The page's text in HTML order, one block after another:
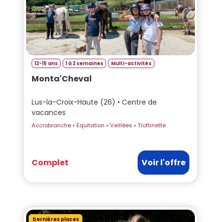
12-15 ans 1 à 2 semaines Multi-activités
Monta'Cheval
Lus-la-Croix-Haute (26) • Centre de
vacances
Accrobranche • Equitation • Veillées • Trottinette
Complet Voir l'offre
Dernières places